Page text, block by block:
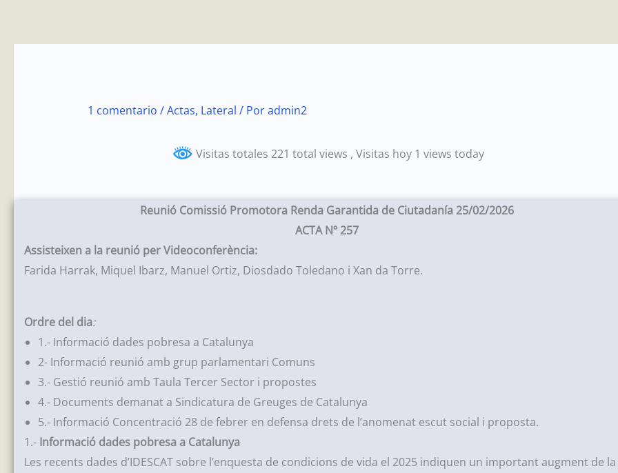
contenido
1 comentario /Actas, Lateral / Poradmin2
Visitas totales 221 total views , Visitas hoy 1 views today
Reunió Comissió Promotora Renda Garantida de Ciutadanía 25/02/2026
ACTA Nº 257
Assisteixen a la reunió per Videoconferència:
Farida Harrak, Miquel Ibarz, Manuel Ortiz, Diosdado Toledano i Xan da Torre.
Ordre del dia:
1.- Informació dades pobresa a Catalunya
2- Informació reunió amb grup parlamentari Comuns
3.- Gestió reunió amb Taula Tercer Sector i propostes
4.- Documents demanat a Sindicatura de Greuges de Catalunya
5.- Informació Concentració 28 de febrer en defensa drets de l’anomenat escut social i proposta.
1.- Informació dades pobresa a Catalunya
Les recents dades d’IDESCAT sobre l’enquesta de condicions de vida el 2025 indiquen un important augment de la